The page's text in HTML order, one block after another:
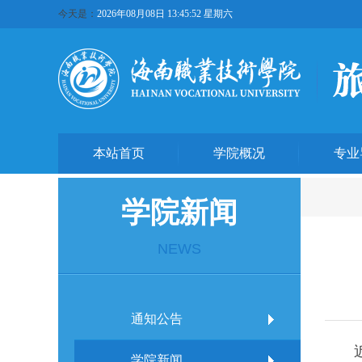
今天是： 2026年08月08日 13:45:53 星期六
本站首页 学院概况 专业
学院新闻
NEWS
通知公告